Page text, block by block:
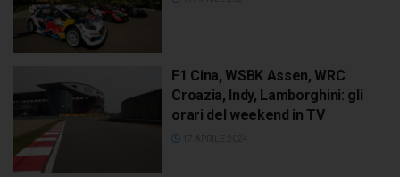
F1 Cina, WSBK Assen, WRC
Croazia, Indy, Lamborghini: gli
orari del weekend in TV